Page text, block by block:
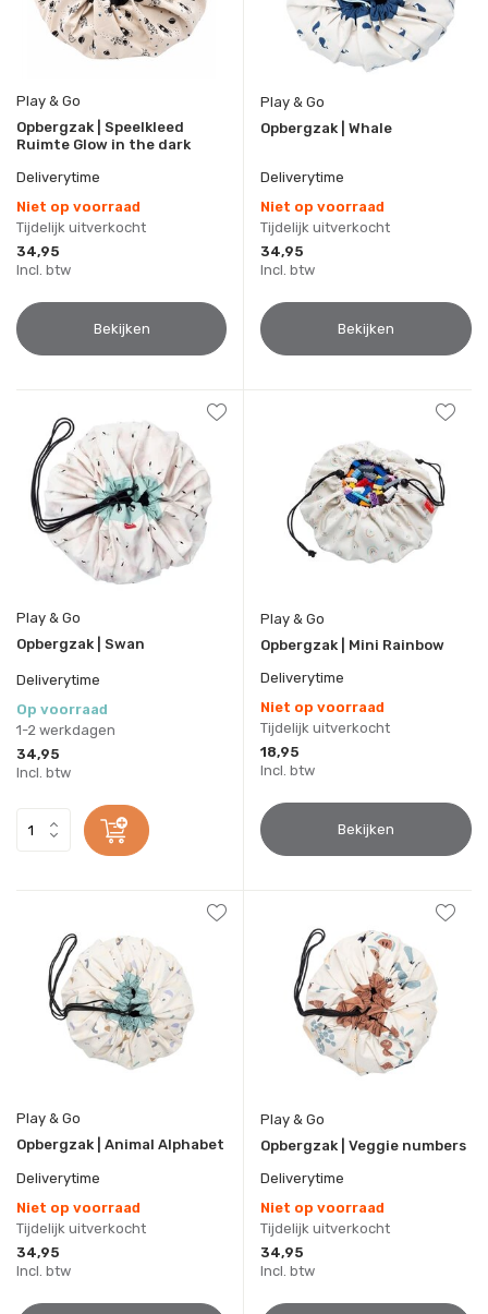
Play & Go
Opbergzak | Speelkleed
Ruimte Glow in the dark
Deliverytime
Niet op voorraad
Tijdelijk uitverkocht
34,95
Incl. btw
Bekijken
Play & Go
Opbergzak | Whale
Deliverytime
Niet op voorraad
Tijdelijk uitverkocht
34,95
Incl. btw
Bekijken
Play & Go
Opbergzak | Swan
Deliverytime
Op voorraad
1-2 werkdagen
34,95
Incl. btw
Play & Go
Opbergzak | Mini Rainbow
Deliverytime
Niet op voorraad
Tijdelijk uitverkocht
18,95
Incl. btw
Bekijken
Play & Go
Opbergzak | Animal Alphabet
Deliverytime
Niet op voorraad
Tijdelijk uitverkocht
34,95
Incl. btw
Play & Go
Opbergzak | Veggie numbers
Deliverytime
Niet op voorraad
Tijdelijk uitverkocht
34,95
Incl. btw